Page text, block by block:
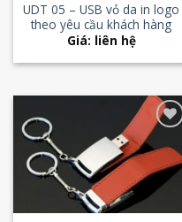
UDT 05 – USB vỏ da in logo
theo yêu cầu khách hàng
Giá: liên hệ
Add to
Wishlist